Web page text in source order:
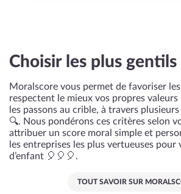
Choisir les plus gentils
Moralscore vous permet de favoriser
respectent le mieux vos propres
les passons au crible, à travers
🔍. Nous pondérons ces critères selon
attribuer un score moral simple et
les entreprises les plus vertueuses pour
d’enfant 🎈🎈🎈.
TOUT SAVOIR SUR